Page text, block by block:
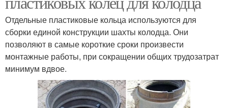
Отдельные пластиковые кольца используются для
сборки единой конструкции шахты колодца. Они
позволяют в самые короткие сроки произвести
монтажные работы, при сокращении общих трудозатрат
минимум вдвое.